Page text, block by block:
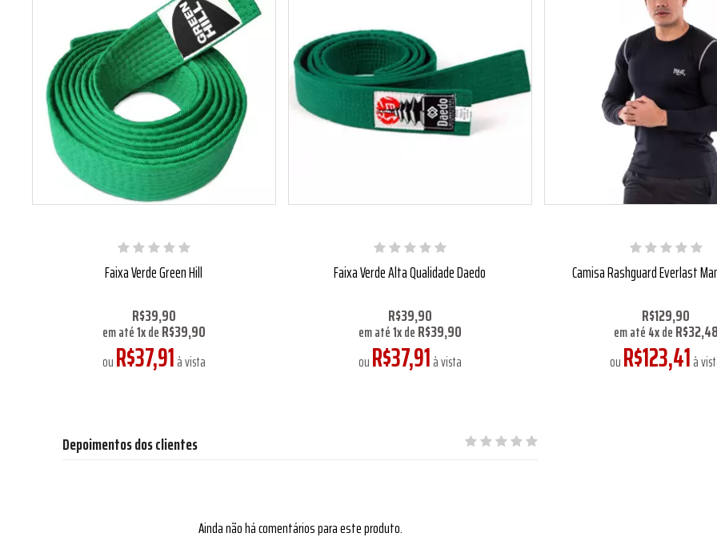
Faixa Verde Green Hill
R$39,90
em até1xdeR$39,90
ouR$37,91à vista
Faixa Verde Alta Qualidade Daedo
R$39,90
em até1xdeR$39,90
ouR$37,91à vista
Camisa Rashguard Everlast
R$129,90
em até4xde
ouR$123,41à
Depoimentos dos clientes
Ainda não há comentários para este produto.